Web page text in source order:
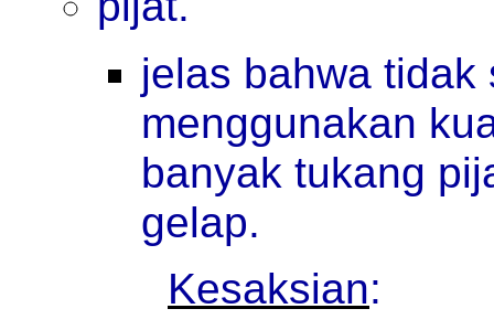
jelas bahwa tidak
menggunakan
banyak tukang
gelap.
Kesaksian: